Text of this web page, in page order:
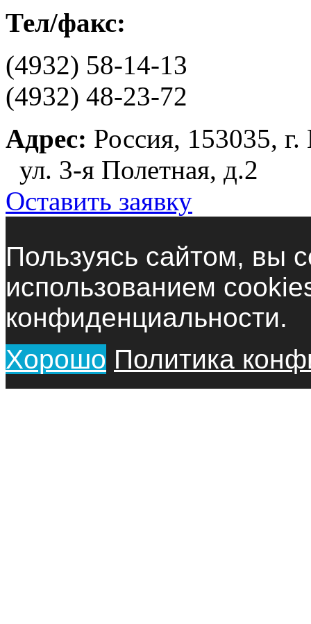
Тел/факс:
(4932) 58-14-13
(4932) 48-23-72
Адрес: Россия, 153035,
ул. 3-я Полетная, д.2
Оставить заявку
Пользуясь сайтом, вы
использованием
конфиденциальности.
Хорошо Политика